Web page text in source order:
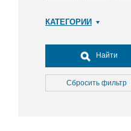
КАТЕГОРИИ
Досуг, туризм и отдых
Культура
Медицина
Найти
Сбросить фильтр